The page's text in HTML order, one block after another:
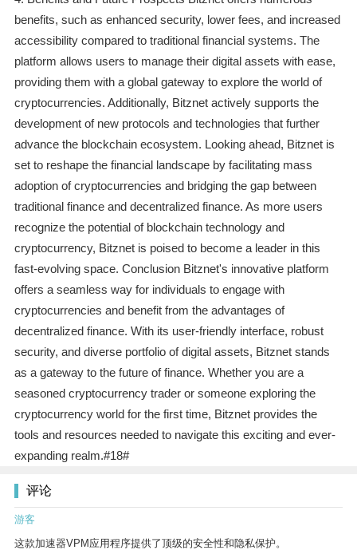
benefits, such as enhanced security, lower fees, and increased
accessibility compared to traditional financial systems. The
platform allows users to manage their digital assets with ease,
providing them with a global gateway to explore the world of
cryptocurrencies. Additionally, Bitznet actively supports the
development of new protocols and technologies that further
advance the blockchain ecosystem. Looking ahead, Bitznet is
set to reshape the financial landscape by facilitating mass
adoption of cryptocurrencies and bridging the gap between
traditional finance and decentralized finance. As more users
recognize the potential of blockchain technology and
cryptocurrency, Bitznet is poised to become a leader in this
fast-evolving space. Conclusion Bitznet's innovative platform
offers a seamless way for individuals to engage with
cryptocurrencies and benefit from the advantages of
decentralized finance. With its user-friendly interface, robust
security, and diverse portfolio of digital assets, Bitznet stands
as a gateway to the future of finance. Whether you are a
seasoned cryptocurrency trader or someone exploring the
cryptocurrency world for the first time, Bitznet provides the
tools and resources needed to navigate this exciting and ever-
expanding realm.#18#
评论
游客
这款加速器VPM应用程序提供了顶级的安全性和隐私保护。